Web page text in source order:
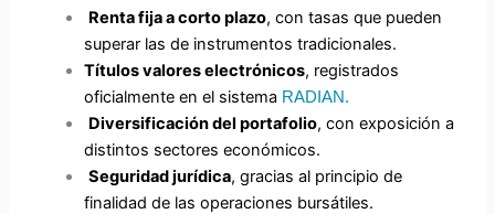
Renta fija a corto plazo, con tasas que pueden
superar las de instrumentos tradicionales.
Títulos valores electrónicos, registrados
oficialmente en el sistema RADIAN.
Diversificación del portafolio, con exposición a
distintos sectores económicos.
Seguridad jurídica, gracias al principio de
finalidad de las operaciones bursátiles.